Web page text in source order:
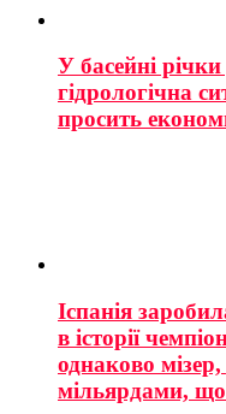
У басейні
гідрологічна
просить
Іспанія
в історії
однаково
мільярдами,